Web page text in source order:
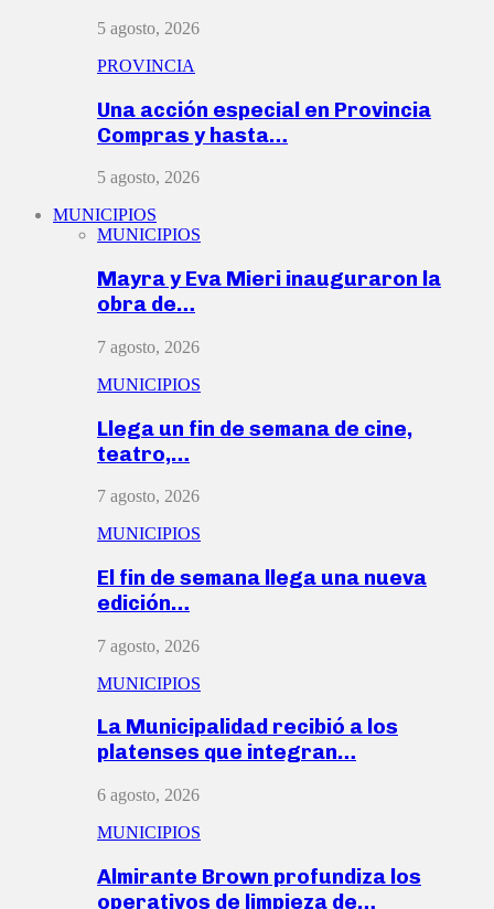
5 agosto, 2026
PROVINCIA
Una acción especial en Provincia
Compras y hasta…
5 agosto, 2026
MUNICIPIOS
MUNICIPIOS
Mayra y Eva Mieri inauguraron la
obra de…
7 agosto, 2026
MUNICIPIOS
Llega un fin de semana de cine,
teatro,…
7 agosto, 2026
MUNICIPIOS
El fin de semana llega una nueva
edición…
7 agosto, 2026
MUNICIPIOS
La Municipalidad recibió a los
platenses que integran…
6 agosto, 2026
MUNICIPIOS
Almirante Brown profundiza los
operativos de limpieza de…